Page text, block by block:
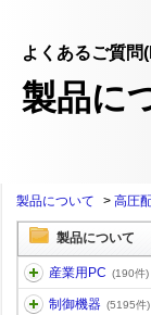
よくあるご質問
製品に
製品について > 高圧
製品について
産業用PC (190件)
制御機器 (5195件)